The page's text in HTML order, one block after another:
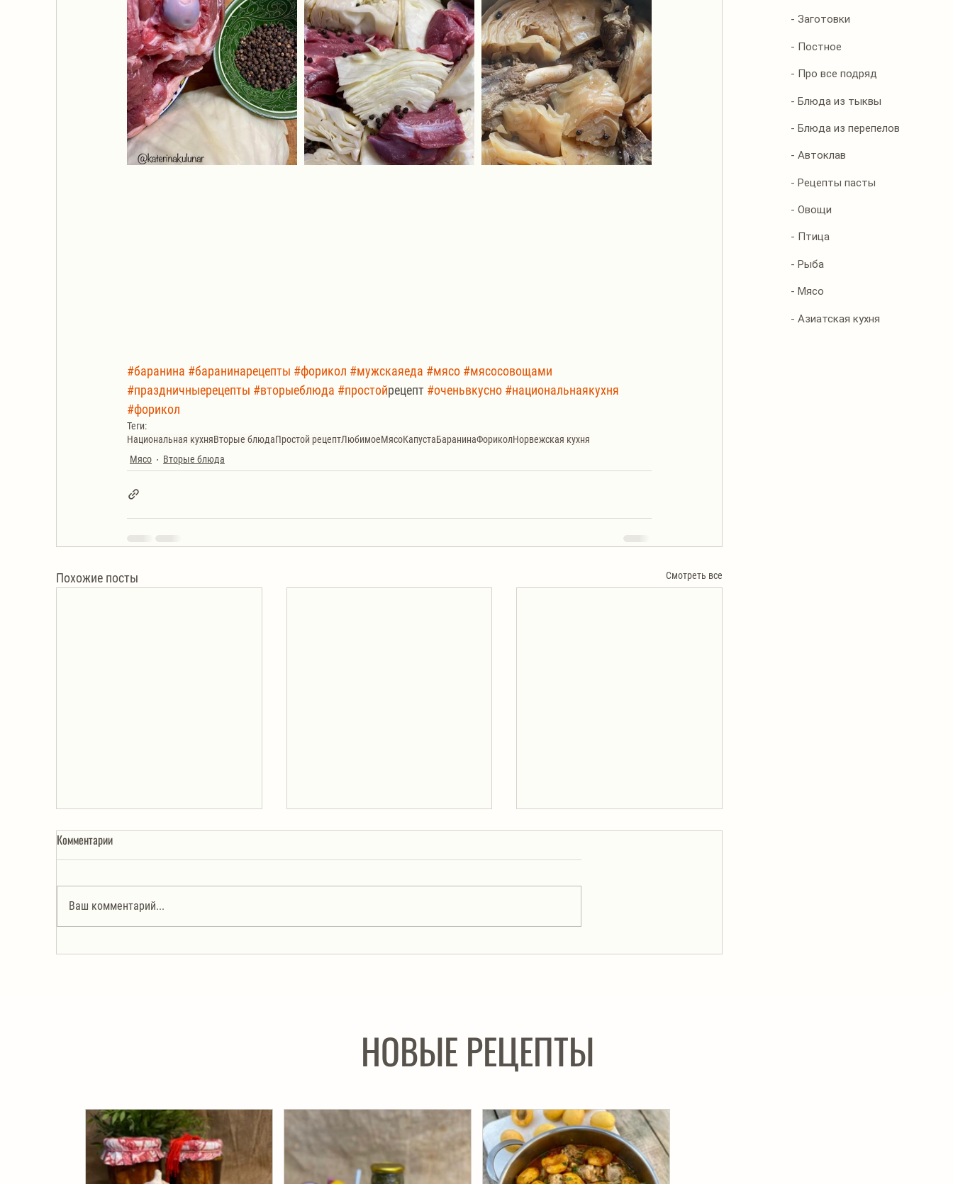
#баранина #баранинарецепты #форикол #мужскаяеда #мясо #мясосовощами
#праздничныерецепты #вторыеблюда #простойрецепт #оченьвкусно #национальнаякухня
#форикол
Теги:
Национальная кухняВторые блюдаПростой рецептЛюбимоеМясоКапустаБаранинаФориколНорвежская кухня
Мясо
Вторые блюда
Похожие посты Смотреть все
Курица с абрикосами
Ближневосточный цыпленок
Говядина в устричном соусе
Комментарии
Ваш комментарий...
- Заготовки
- Постное
- Про все подряд
- Блюда из тыквы
- Блюда из перепелов
- Автоклав
- Рецепты пасты
- Овощи
- Птица
- Рыба
- Мясо
- Азиатская кухня
НОВЫЕ РЕЦЕПТЫ